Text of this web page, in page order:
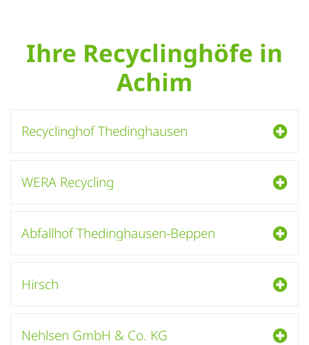
Ihre Recyclinghöfe in
Achim
Recyclinghof Thedinghausen
WERA Recycling
Abfallhof Thedinghausen-Beppen
Hirsch
Nehlsen GmbH & Co. KG